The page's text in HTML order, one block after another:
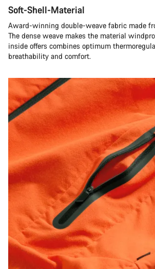
Soft-Shell-Material
Award-winning double-weave fabric made
The dense weave makes the material
inside offers combines optimum
breathability and comfort.